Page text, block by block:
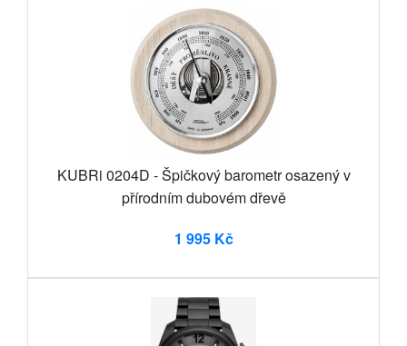
KUBRi 0204D - Špičkový barometr osazený v
přírodním dubovém dřevě
1 995 Kč